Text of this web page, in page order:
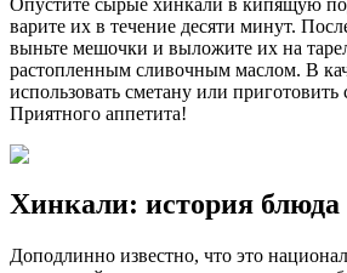
варите их в течение десяти минут.
выньте мешочки и выложите их на
растопленным сливочным маслом. В
использовать сметану или приготовить
Приятного аппетита!
Хинкали: история блюда
Доподлинно известно, что это